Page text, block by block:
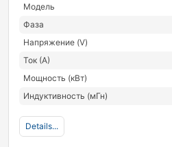
Модель
Фаза
Напряжение (V)
Ток (А)
Мощность (кВт)
Индуктивность (мГн)
Details...